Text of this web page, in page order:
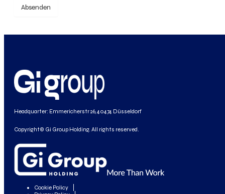
Absenden
Headquarter: Emmericherstr 26, 40474 Düsseldorf
Copyright© Gi Group Holding. All rights reserved.
Cookie Policy